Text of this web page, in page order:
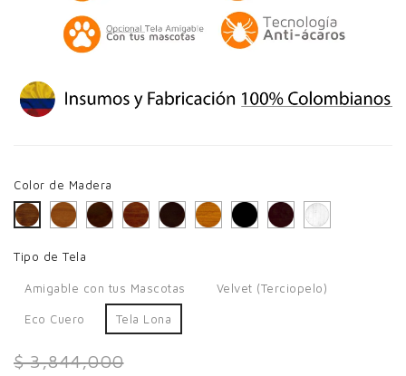
Color de Madera
AvellanaCarameloCerezo Oscuro
CerezoChocolate
Miel Negro WengueBlanco
Tipo de Tela
Amigable con tus Mascotas Velvet (Terciopelo)
Eco Cuero Tela Lona
$ 3,844,000